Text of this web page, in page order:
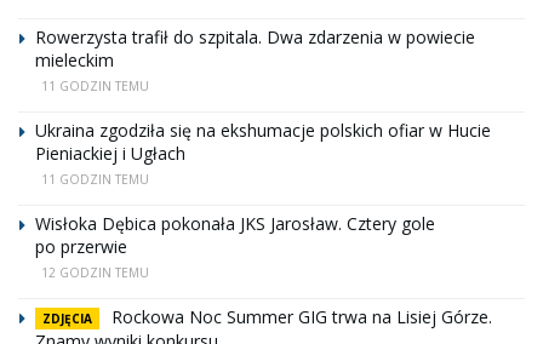
Rowerzysta trafił do szpitala. Dwa zdarzenia w powiecie
mieleckim
11 GODZIN TEMU
Ukraina zgodziła się na ekshumacje polskich ofiar w Hucie
Pieniackiej i Ugłach
11 GODZIN TEMU
Wisłoka Dębica pokonała JKS Jarosław. Cztery gole
po przerwie
12 GODZIN TEMU
ZDJĘCIA
Rockowa Noc Summer GIG trwa na Lisiej Górze.